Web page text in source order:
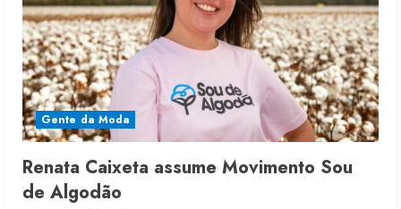
d
i
n
g
Gente da Moda
Renata Caixeta assume Movimento Sou
de Algodão